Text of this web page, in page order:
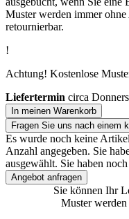
Muster werden immer
retournierbar.
!
Achtung! Kostenlose
Liefertermin circa
In meinen Warenkorb
Fragen Sie uns nach einem
Es wurde noch keine
Anzahl angegeben. Sie
ausgewählt. Sie haben
Angebot anfragen
Sie können Ihr
Muster